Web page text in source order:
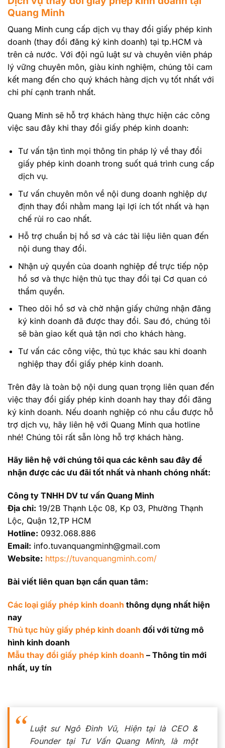
Quang Minh
Quang Minh cung cấp dịch vụ thay đổi giấy phép kinh
doanh (thay đổi đăng ký kinh doanh) tại tp.HCM và
trên cả nước. Với đội ngũ luật sư và chuyên viên pháp
lý vững chuyên môn, giàu kinh nghiệm, chúng tôi cam
kết mang đến cho quý khách hàng dịch vụ tốt nhất với
chi phí cạnh tranh nhất.
Quang Minh sẽ hỗ trợ khách hàng thực hiện các công
việc sau đây khi thay đổi giấy phép kinh doanh:
Tư vấn tận tình mọi thông tin pháp lý về thay đổi
giấy phép kinh doanh trong suốt quá trình cung cấp
dịch vụ.
Tư vấn chuyên môn về nội dung doanh nghiệp dự
định thay đổi nhằm mang lại lợi ích tốt nhất và hạn
chế rủi ro cao nhất.
Hỗ trợ chuẩn bị hồ sơ và các tài liệu liên quan đến
nội dung thay đổi.
Nhận uỷ quyền của doanh nghiệp để trực tiếp nộp
hồ sơ và thực hiện thủ tục thay đổi tại Cơ quan có
thẩm quyền.
Theo dõi hồ sơ và chờ nhận giấy chứng nhận đăng
ký kinh doanh đã được thay đổi. Sau đó, chúng tôi
sẽ bàn giao kết quả tận nơi cho khách hàng.
Tư vấn các công việc, thủ tục khác sau khi doanh
nghiệp thay đổi giấy phép kinh doanh.
Trên đây là toàn bộ nội dung quan trọng liên quan đến
việc thay đổi giấy phép kinh doanh hay thay đổi đăng
ký kinh doanh. Nếu doanh nghiệp có nhu cầu được hỗ
trợ dịch vụ, hãy liên hệ với Quang Minh qua hotline
nhé! Chúng tôi rất sẵn lòng hỗ trợ khách hàng.
Hãy liên hệ với chúng tôi qua các kênh sau đây để
nhận được các ưu đãi tốt nhất và nhanh chóng nhất:
Công ty TNHH DV tư vấn Quang Minh
Địa chỉ: 19/2B Thạnh Lộc 08, Kp 03, Phường Thạnh
Lộc, Quận 12,TP HCM
Hotline: 0932.068.886
Email: info.tuvanquangminh@gmail.com
Website: https://tuvanquangminh.com/
Bài viết liên quan bạn cần quan tâm:
Các loại giấy phép kinh doanh thông dụng nhất hiện
nay
Thủ tục hủy giấy phép kinh doanh đối với từng mô
hình kinh doanh
Mẫu thay đổi giấy phép kinh doanh – Thông tin mới
nhất, uy tín
Luật sư Ngô Đình Vũ, Hiện tại là CEO &
Founder tại Tư Vấn Quang Minh, là một